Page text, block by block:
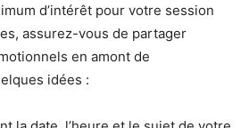
d’intérêt pour votre session
assurez-vous de partager
en amont de
idées :